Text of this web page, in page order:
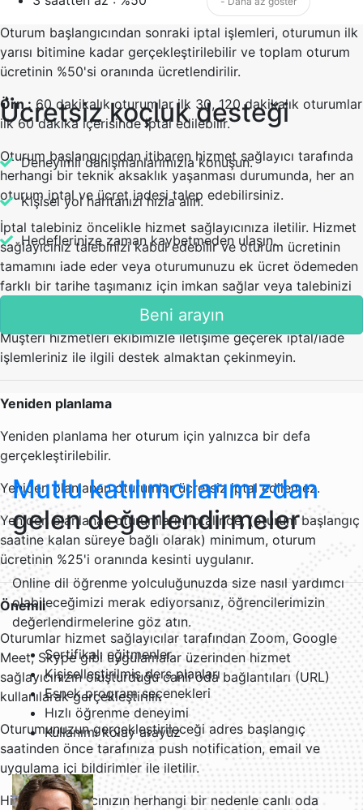
Oturum başlangıcından sonraki iptal işlemleri, oturumun ilk
yarısı bitimine kadar gerçekleştirilebilir ve toplam oturum
ücretinin %50'si oranında ücretlendirilir.
Örn : 60 dakikalık oturumlar ilk 30, 120 dakikalık oturumlar
ilk 60 dakika içerisinde iptal edilebilir.
Oturum başlangıcından itibaren hizmet sağlayıcı tarafında
herhangi bir teknik aksaklık yaşanması durumunda, her an
oturum iptal ve ücret iadesi talep edebilirsiniz.
İptal talebiniz öncelikle hizmet sağlayıcınıza iletilir. Hizmet
sağlayıcınız talebinizi kabul edebilir ve oturum ücretinin
tamamını iade eder veya oturumunuzu ek ücret ödemeden
farklı bir tarihe taşımanız için imkan sağlar veya talebinizi
Müşteri hizmetleri ekibimizle iletişime geçerek iptal/iade
işlemleriniz ile ilgili destek almaktan çekinmeyin.
Yeniden planlama
Yeniden planlama her oturum için yalnızca bir defa
gerçekleştirilebilir.
Yeniden planlanan oturumlar ücretsiz iptal edilemez.
Yeniden planlanan oturumların iptalinde, (oturum başlangıç
saatine kalan süreye bağlı olarak) minimum, oturum
ücretinin %25'i oranında kesinti uygulanır.
Önemli
Oturumlar hizmet sağlayıcılar tarafından Zoom, Google
Meet, Skype gibi uygulamalar üzerinden hizmet
sağlayıcınızın oluşturduğu canlı oda bağlantıları (URL)
kullanılarak gerçekleştirilir.
Oturumunuzun gerçekleştirileceği adres başlangıç
saatinden önce tarafınıza push notification, email ve
uygulama içi bildirimler ile iletilir.
Hizmet sağlayıcınızın herhangi bir nedenle canlı oda
Ücretsiz koçluk desteği
Deneyimli danışmanlarımızla konuşun.
Kişisel yol haritanızı hızla alın.
Hedeflerinize zaman kaybetmeden ulaşın.
Beni arayın
Mutlu katılımcılarımızdan
gelen değerlendirmeler
Online dil öğrenme yolculuğunuzda size nasıl yardımcı
olabileceğimizi merak ediyorsanız, öğrencilerimizin
değerlendirmelerine göz atın.
Sertifikalı eğitmenler
Kişiselleştirilmiş ders planları
Esnek program seçenekleri
Hızlı öğrenme deneyimi
Kullanımı kolay arayüz